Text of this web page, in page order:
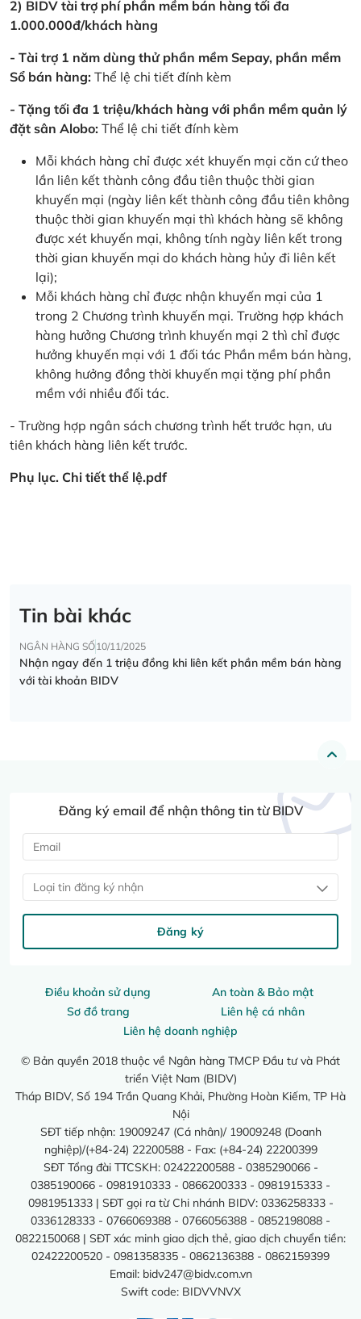
2) BIDV tài trợ phí phần mềm bán hàng tối đa
1.000.000đ/khách hàng
- Tài trợ 1 năm dùng thử phần mềm Sepay, phần mềm
Sổ bán hàng: Thể lệ chi tiết đính kèm
- Tặng tối đa 1 triệu/khách hàng với phần mềm quản lý
đặt sân Alobo: Thể lệ chi tiết đính kèm
Mỗi khách hàng chỉ được xét khuyến mại căn cứ theo
lần liên kết thành công đầu tiên thuộc thời gian
khuyến mại (ngày liên kết thành công đầu tiên không
thuộc thời gian khuyến mại thì khách hàng sẽ không
được xét khuyến mại, không tính ngày liên kết trong
thời gian khuyến mại do khách hàng hủy đi liên kết
lại);
Mỗi khách hàng chỉ được nhận khuyến mại của 1
trong 2 Chương trình khuyến mại. Trường hợp khách
hàng hưởng Chương trình khuyến mại 2 thì chỉ được
hưởng khuyến mại với 1 đối tác Phần mềm bán hàng,
không hưởng đồng thời khuyến mại tặng phí phần
mềm với nhiều đối tác.
- Trường hợp ngân sách chương trình hết trước hạn, ưu
tiên khách hàng liên kết trước.
Phụ lục. Chi tiết thể lệ.pdf
Tin bài khác
NGÂN HÀNG SỐ10/11/2025
Nhận ngay đến 1 triệu đồng khi liên kết phần mềm bán hàng
với tài khoản BIDV
Điều khoản sử dụng
An toàn & Bảo mật
Sơ đồ trang
Liên hệ cá nhân
Liên hệ doanh nghiệp
© Bản quyền 2018 thuộc về Ngân hàng TMCP Đầu tư và Phát
triển Việt Nam (BIDV)
Tháp BIDV, Số 194 Trần Quang Khải, Phường Hoàn Kiếm, TP Hà
Nội
SĐT tiếp nhận: 19009247 (Cá nhân)/ 19009248 (Doanh
nghiệp)/(+84-24) 22200588 - Fax: (+84-24) 22200399
SĐT Tổng đài TTCSKH: 02422200588 - 0385290066 -
0385190066 - 0981910333 - 0866200333 - 0981915333 -
0981951333 | SĐT gọi ra từ Chi nhánh BIDV: 0336258333 -
0336128333 - 0766069388 - 0766056388 - 0852198088 -
0822150068 | SĐT xác minh giao dịch thẻ, giao dịch chuyển tiền:
02422200520 - 0981358335 - 0862136388 - 0862159399
Email: bidv247@bidv.com.vn
Swift code: BIDVVNVX
Đăng ký email để nhận thông tin từ BIDV
Loại tin đăng ký nhận
Đăng ký